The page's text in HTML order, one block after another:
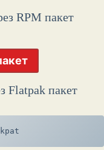
RPM пакет
Flatpak пакет